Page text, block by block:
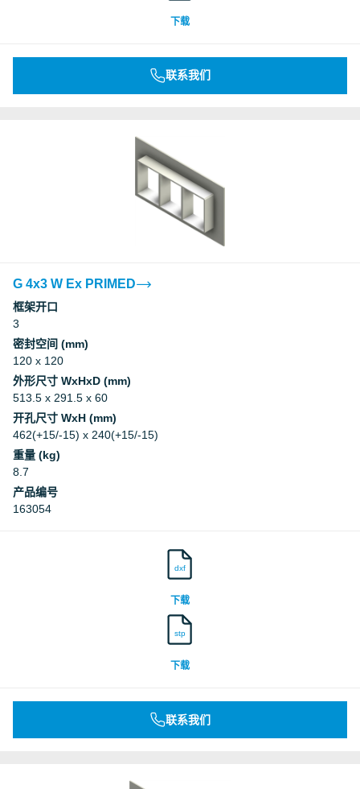
下载
联系我们
G 4x3 W Ex PRIMED
框架开口
3
密封空间 (mm)
120 x 120
外形尺寸 WxHxD (mm)
513.5 x 291.5 x 60
开孔尺寸 WxH (mm)
462(+15/-15) x 240(+15/-15)
重量 (kg)
8.7
产品编号
163054
dxf
下载
stp
下载
联系我们